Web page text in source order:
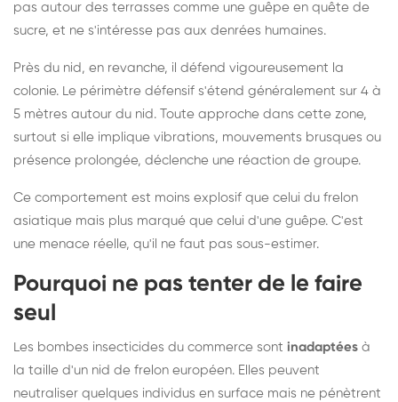
pas autour des terrasses comme une guêpe en quête de
sucre, et ne s'intéresse pas aux denrées humaines.
Près du nid, en revanche, il défend vigoureusement la
colonie. Le périmètre défensif s'étend généralement sur 4 à
5 mètres autour du nid. Toute approche dans cette zone,
surtout si elle implique vibrations, mouvements brusques ou
présence prolongée, déclenche une réaction de groupe.
Ce comportement est moins explosif que celui du frelon
asiatique mais plus marqué que celui d'une guêpe. C'est
une menace réelle, qu'il ne faut pas sous-estimer.
Pourquoi ne pas tenter de le faire
seul
Les bombes insecticides du commerce sont inadaptées à
la taille d'un nid de frelon européen. Elles peuvent
neutraliser quelques individus en surface mais ne pénètrent